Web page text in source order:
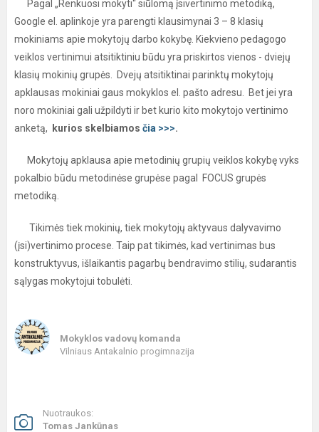
Pagal „Renkuosi mokyti“ siūlomą įsivertinimo metodiką,
Google el. aplinkoje yra parengti klausimynai 3 – 8 klasių
mokiniams apie mokytojų darbo kokybę. Kiekvieno pedagogo
veiklos vertinimui atsitiktiniu būdu yra priskirtos vienos - dviejų
klasių mokinių grupės. Dvejų atsitiktinai parinktų mokytojų
apklausas mokiniai gaus mokyklos el. pašto adresu. Bet jei yra
noro mokiniai gali užpildyti ir bet kurio kito mokytojo vertinimo
anketą,
kurios skelbiamos čia >>>.
Mokytojų apklausa apie metodinių grupių veiklos kokybę vyks
pokalbio būdu metodinėse grupėse pagal FOCUS grupės
metodiką.
Tikimės tiek mokinių, tiek mokytojų aktyvaus dalyvavimo
(įsi)vertinimo procese. Taip pat tikimės, kad vertinimas bus
konstruktyvus, išlaikantis pagarbų bendravimo stilių, sudarantis
sąlygas mokytojui tobulėti.
Mokyklos vadovų komanda
Vilniaus Antakalnio progimnazija
Nuotraukos:
Tomas Jankūnas